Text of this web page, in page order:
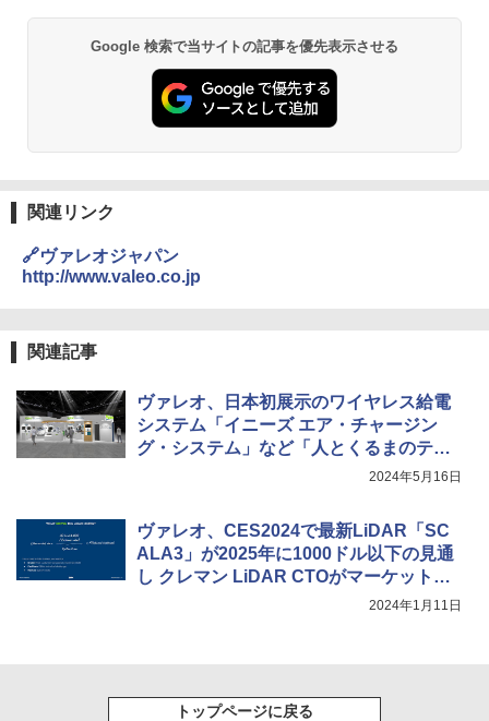
Google 検索で当サイトの記事を優先表示させる
関連リンク
🔗ヴァレオジャパン
http://www.valeo.co.jp
関連記事
ヴァレオ、日本初展示のワイヤレス給電
システム「イニーズ エア・チャージン
グ・システム」など「人とくるまのテク
2024年5月16日
ヴァレオ、CES2024で最新LiDAR「SC
ALA3」が2025年に1000ドル以下の見通
し クレマン LiDAR CTOがマーケットの
2024年1月11日
トップページに戻る